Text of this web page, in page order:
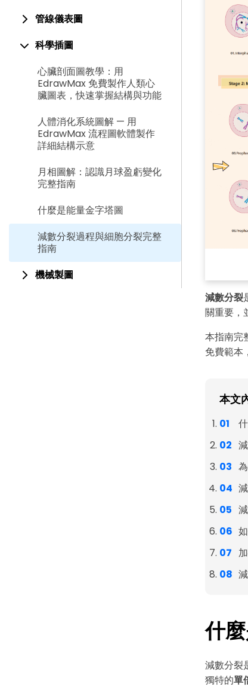
管線儀表圖
科學插圖
心臟剖面圖教學：用
EdrawMax 免費製作人類心
臟圖表，快速掌握結構與功能
人體消化系統圖解 — 用
EdrawMax 流程圖軟體製作
詳細結構示意
月相圖解：認識月球盈虧變化
完整指南
什麼是能量金字塔圖
減數分裂過程與細胞分裂完整
指南
機械製圖
減數分裂
關重要，
本指南完
免費範本
本文
什
減數分裂
獨特的單